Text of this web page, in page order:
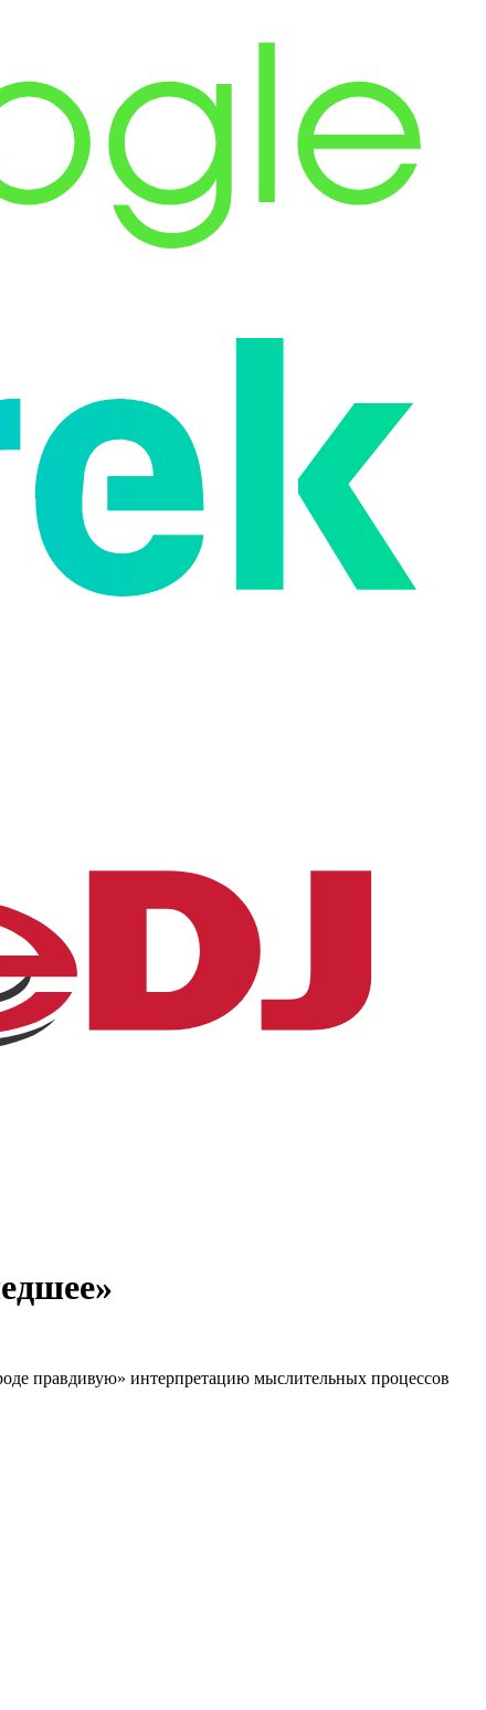
правдивую» интерпретацию мыслительных процессов